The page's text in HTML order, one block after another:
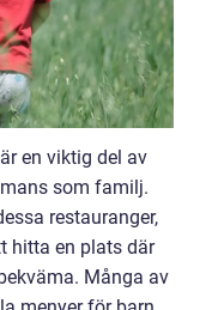
en viktig del av
som familj.
restauranger,
hitta en plats där
Många av